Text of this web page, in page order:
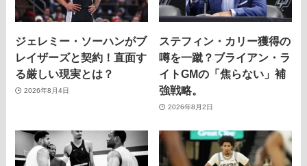
ジェレミー・ソーハンがブ
レイザーズと契約！直面す
る厳しい現実とは？
2026年8月4日
ステフィン・カリー獲得の
噂を一蹴？ブライアン・ラ
イトGMの「焦らない」補
強戦略。
2026年8月2日